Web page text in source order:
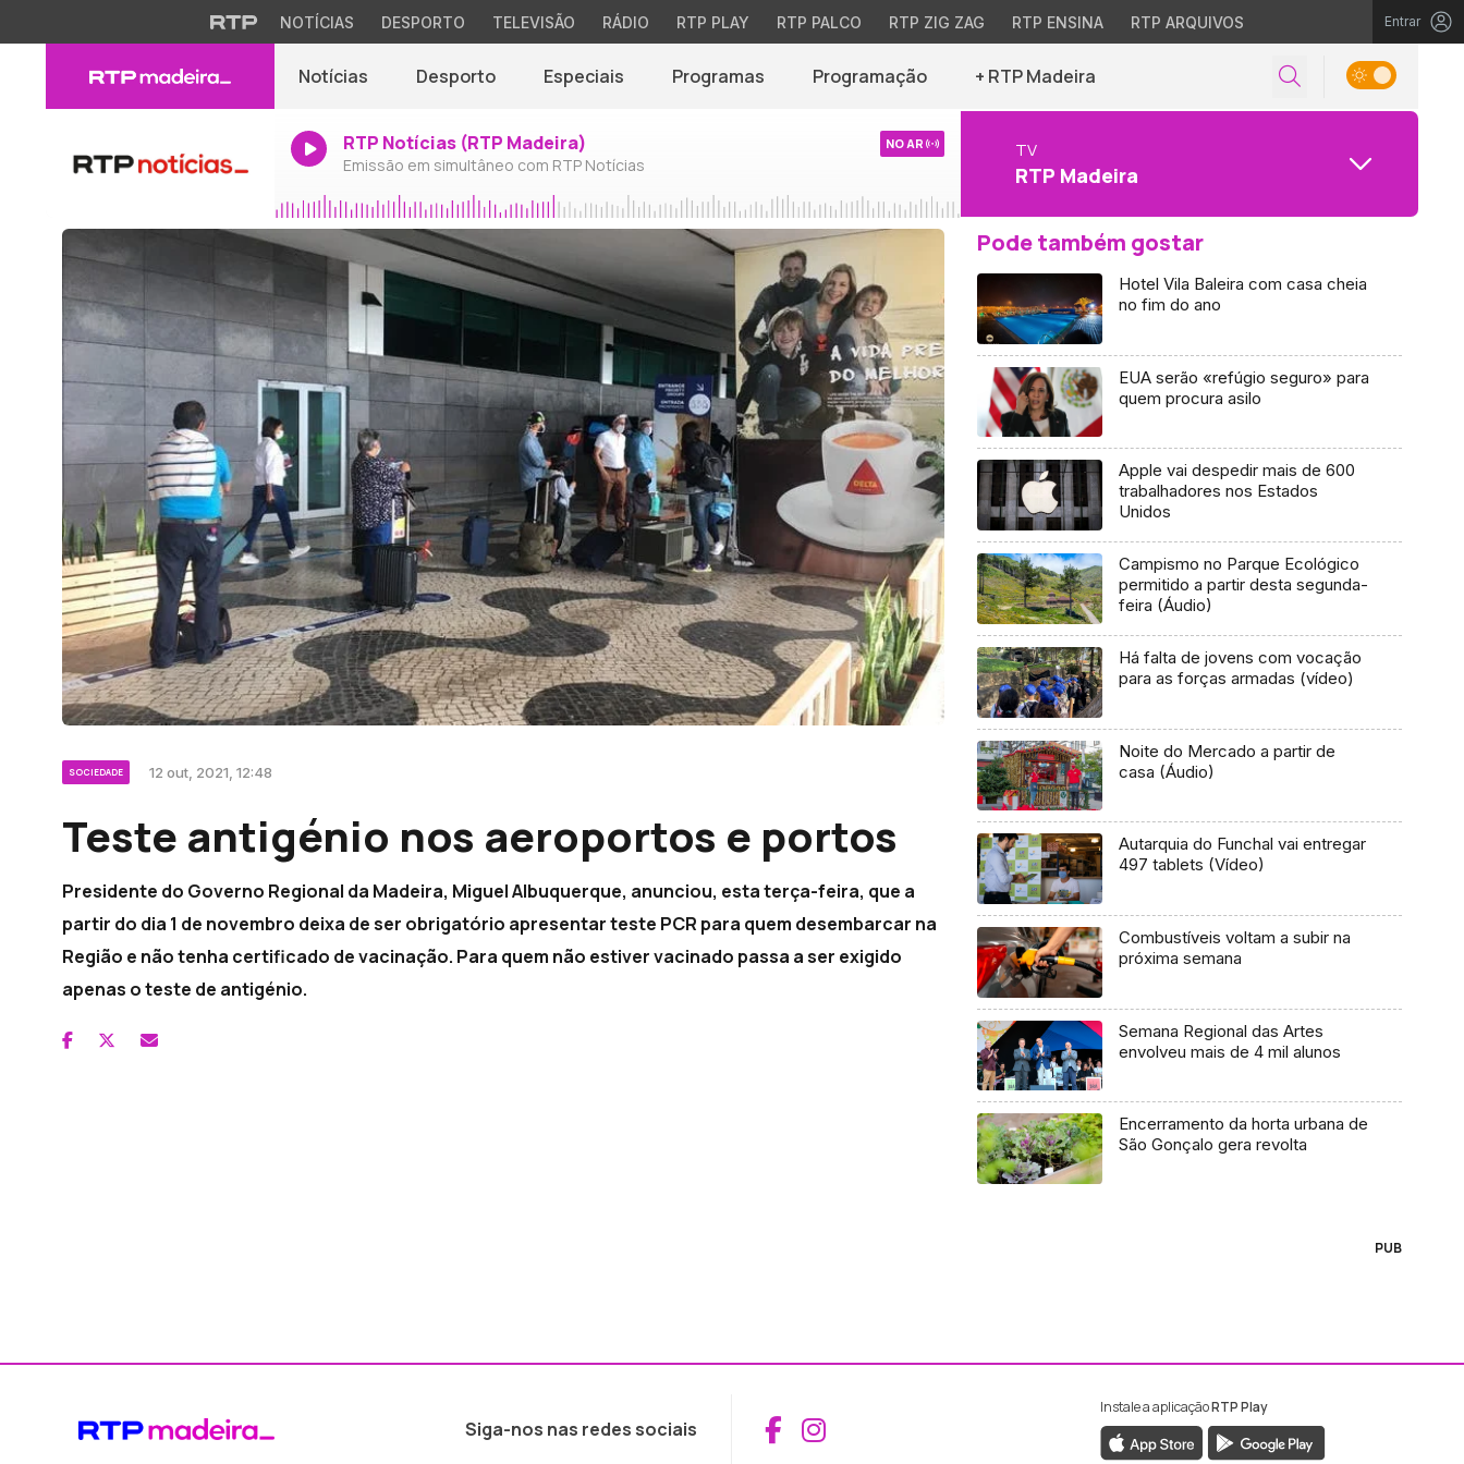
NOTÍCIAS DESPORTO TELEVISÃO RÁDIO RTP PLAY RTP PALCO RTP ZIG ZAG RTP ENSINA RTP ARQUIVOS Entrar
Notícias Desporto Especiais Programas Programação + RTP Madeira
RTP Notícias (RTP Madeira)
Emissão em simultâneo com RTP Notícias
NO AR TV
RTP Madeira
SOCIEDADE 12 out, 2021, 12:48
Teste antigénio nos aeroportos e portos
Presidente do Governo Regional da Madeira, Miguel Albuquerque, anunciou, esta terça-feira, que a
partir do dia 1 de novembro deixa de ser obrigatório apresentar teste PCR para quem desembarcar na
Região e não tenha certificado de vacinação. Para quem não estiver vacinado passa a ser exigido
apenas o teste de antigénio.
Pode também gostar
Hotel Vila Baleira com casa cheia
no fim do ano
EUA serão «refúgio seguro» para
quem procura asilo
Apple vai despedir mais de 600
trabalhadores nos Estados
Unidos
Campismo no Parque Ecológico
permitido a partir desta segunda-
feira (Áudio)
Há falta de jovens com vocação
para as forças armadas (vídeo)
Noite do Mercado a partir de
casa (Áudio)
Autarquia do Funchal vai entregar
497 tablets (Vídeo)
Combustíveis voltam a subir na
próxima semana
Semana Regional das Artes
envolveu mais de 4 mil alunos
Encerramento da horta urbana de
São Gonçalo gera revolta
PUB
Siga-nos nas redes sociais Aceder ao Facebook da RTP Madeira
Aceder ao Instagram da RTP Madeira
Instale a aplicaçãoRTP Play